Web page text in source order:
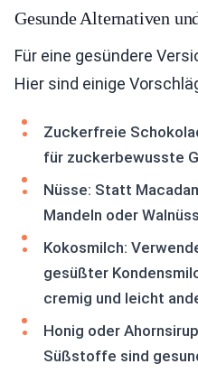
Gesunde Alternativen
Für eine gesündere
Hier sind einige
Zuckerfreie
für zuckerbewusste
Nüsse: Statt
Mandeln oder
Kokosmilch:
gesüßter
cremig und leicht
Honig oder
Süßstoffe sind